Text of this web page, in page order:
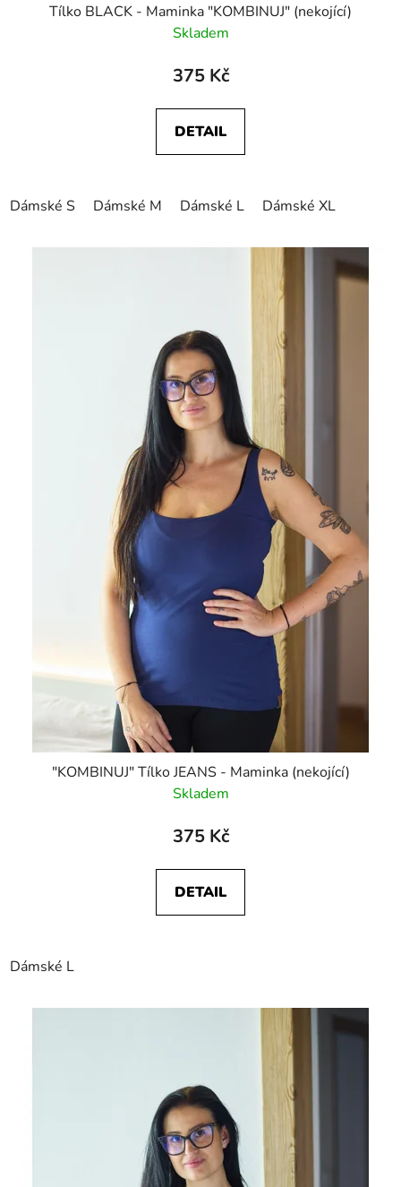
Tílko BLACK - Maminka "KOMBINUJ" (nekojící)
Skladem
375 Kč
DETAIL
Dámské S Dámské M Dámské L Dámské XL
"KOMBINUJ" Tílko JEANS - Maminka (nekojící)
Skladem
375 Kč
DETAIL
Dámské L